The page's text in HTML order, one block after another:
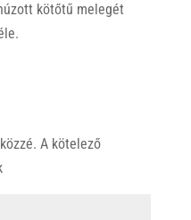
kötőtű melegét
A kötelező